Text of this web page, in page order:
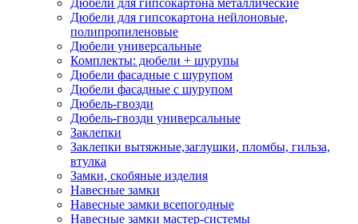
Дюбели для гипсокартона металлические
Дюбели для гипсокартона нейлоновые,
полипропиленовые
Дюбели универсальные
Комплекты: дюбели + шурупы
Дюбели фасадные с шурупом
Дюбели фасадные с шурупом
Дюбель-гвозди
Дюбель-гвозди универсальные
Заклепки
Заклепки вытяжные,заглушки, пломбы, гильза,
втулка
Замки, скобяные изделия
Навесные замки
Навесные замки всепогодные
Навесные замки мастер-системы